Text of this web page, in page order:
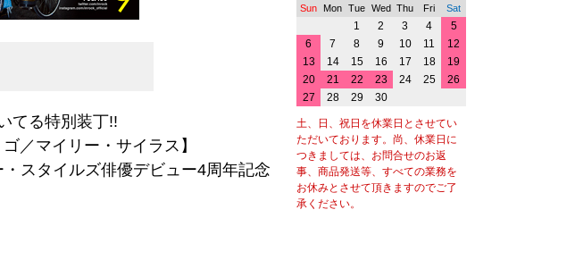
てる特別装丁!!
／マイリー・サイラス】
スタイルズ俳優デビュー4周年記念
Sun Mon Tue Wed Thu Fri Sat
1 2 3 4
5
6
7 8 9 10 11
12
13
14 15 16 17 18
19
20
21 22 23 24 25
26
27
28 29 30
土、日、祝日を休業日とさせてい
ただいております。尚、休業日に
つきましては、お問合せのお返
事、商品発送等、すべての業務を
お休みとさせて頂きますのでご了
承ください。